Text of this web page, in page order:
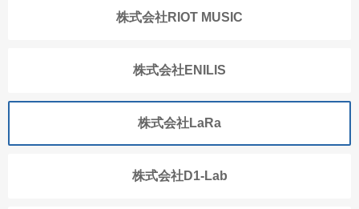
株式会社RIOT MUSIC
株式会社ENILIS
株式会社LaRa
株式会社D1-Lab